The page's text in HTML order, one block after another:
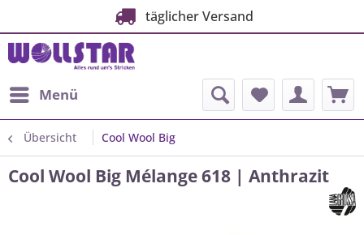
täglicher Versand
Menü
Übersicht Cool Wool Big
Cool Wool Big Mélange 618 | Anthrazit